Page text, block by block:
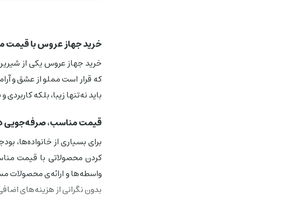
خرید جهاز عروس با قیمت
خرید جهاز عروس یکی از
که قرار است مملو از عشق و
باید نه‌تنها زیبا، بلکه
قیمت مناسب، صرفه‌جویی
برای بسیاری از خانواده‌ها،
کردن محصولاتی با قیمت
واسطه‌ها و ارائه‌ی محصولات
بدون نگرانی از هزینه‌های